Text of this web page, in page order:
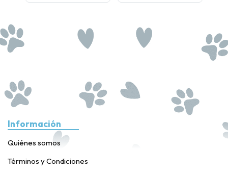
Información
Quiénes somos
Términos y Condiciones